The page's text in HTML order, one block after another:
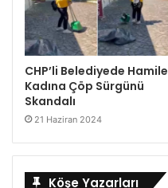
CHP’li Belediyede Hamile
Kadına Çöp Sürgünü
Skandalı
21 Haziran 2024
Köşe Yazarları